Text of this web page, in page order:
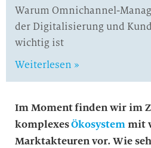
Warum Omnichannel-
der Digitalisierung und
wichtig ist
Weiterlesen »
Im Moment finden wir im
komplexesÖkosystemmit
Marktakteuren vor. Wie